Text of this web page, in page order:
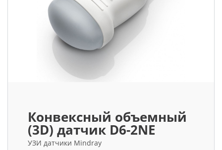
Конвексный объемный
(3D) датчик D6-2NE
УЗИ датчики Mindray